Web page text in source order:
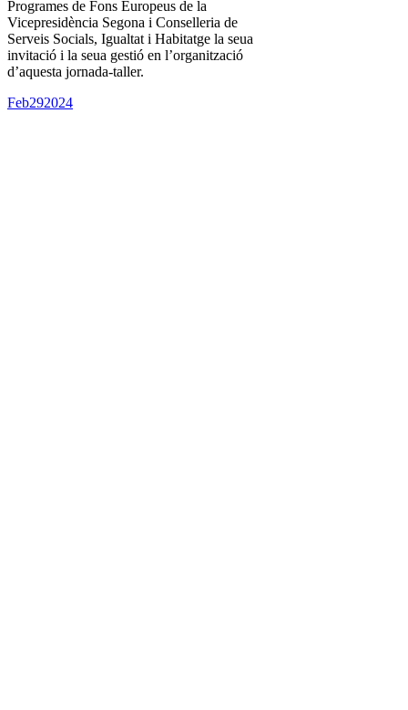
Programes de Fons Europeus de la
Vicepresidència Segona i Conselleria de
Serveis Socials, Igualtat i Habitatge la seua
invitació i la seua gestió en l’organització
d’aquesta jornada-taller.
Feb292024